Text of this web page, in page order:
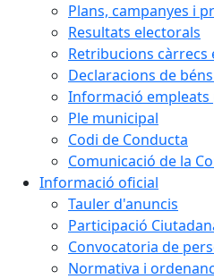
Plans, campanyes i
Resultats electorals
Retribucions càrrecs
Declaracions de
Informació empleats
Ple municipal
Codi de Conducta
Comunicació de la
Informació oficial
Tauler d'anuncis
Participació
Convocatoria de
Normativa i